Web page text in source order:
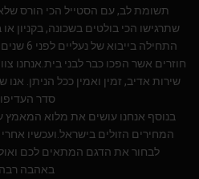
תשומת לב, עם הסטייל הכי הורס
שתרגישו הכי בולטים בשכונה, בקניון
שירות אדיב, זמין ואמין ככל הניתן.
סדר
בנוסף אנחנו עושים את מלוא המאמץ
המחירים הזולים בישראל.ועכשיו
לבחור את הדגם המתאים לכם
באהבה רבה